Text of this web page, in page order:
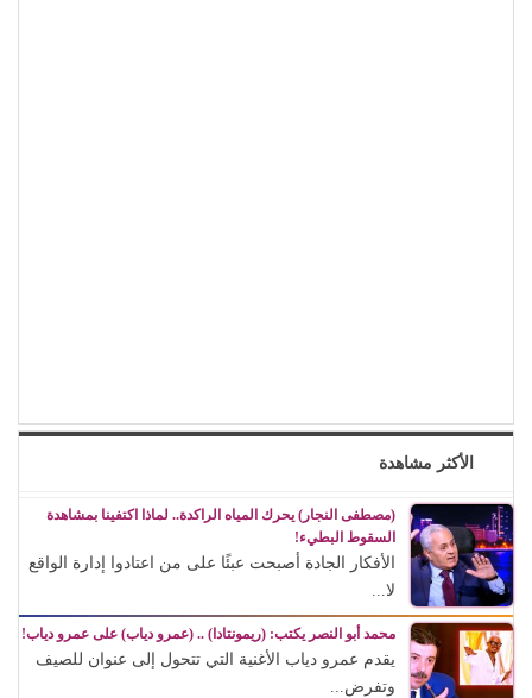
الأكثر مشاهدة
(مصطفى النجار) يحرك المياه الراكدة.. لماذا اكتفينا بمشاهدة
السقوط البطيء!
الأفكار الجادة أصبحت عبئًا على من اعتادوا إدارة الواقع
لا...
محمد أبو النصر يكتب: (ريمونتادا) .. (عمرو دياب) على عمرو دياب!
يقدم عمرو دياب الأغنية التي تتحول إلى عنوان للصيف
وتفرض...